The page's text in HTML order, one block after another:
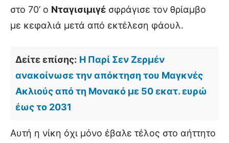
στο 70’ ο Νταγισιμιγέ σφράγισε τον θρίαμβο
με κεφαλιά μετά από εκτέλεση φάουλ.
Δείτε επίσης: Η Παρί Σεν Ζερμέν
ανακοίνωσε την απόκτηση του Μαγκνές
Ακλιούς από τη Μονακό με 50 εκατ. ευρώ
έως το 2031
Αυτή η νίκη όχι μόνο έβαλε τέλος στο αήττητο